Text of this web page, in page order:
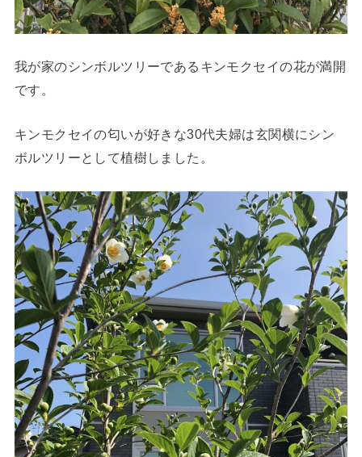
我が家のシンボルツリーであるキンモクセイの花が満開
です。
キンモクセイの匂いが好きな30代夫婦は玄関横にシン
ボルツリーとして植樹しました。